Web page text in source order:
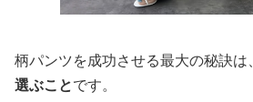
柄パンツを成功させる最大の秘訣は、
選ぶことです。